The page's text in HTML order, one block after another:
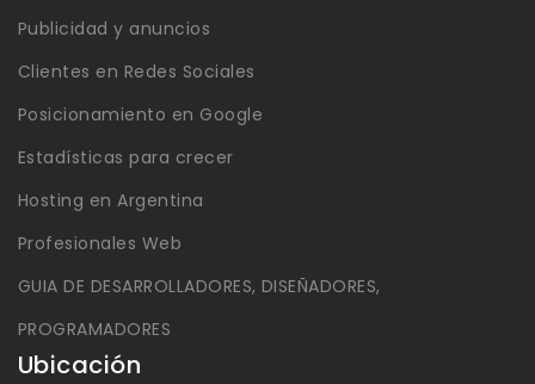
Publicidad y anuncios
Clientes en Redes Sociales
Posicionamiento en Google
Estadísticas para crecer
Hosting en Argentina
Profesionales Web
GUIA DE DESARROLLADORES, DISEÑADORES,
PROGRAMADORES
Ubicación